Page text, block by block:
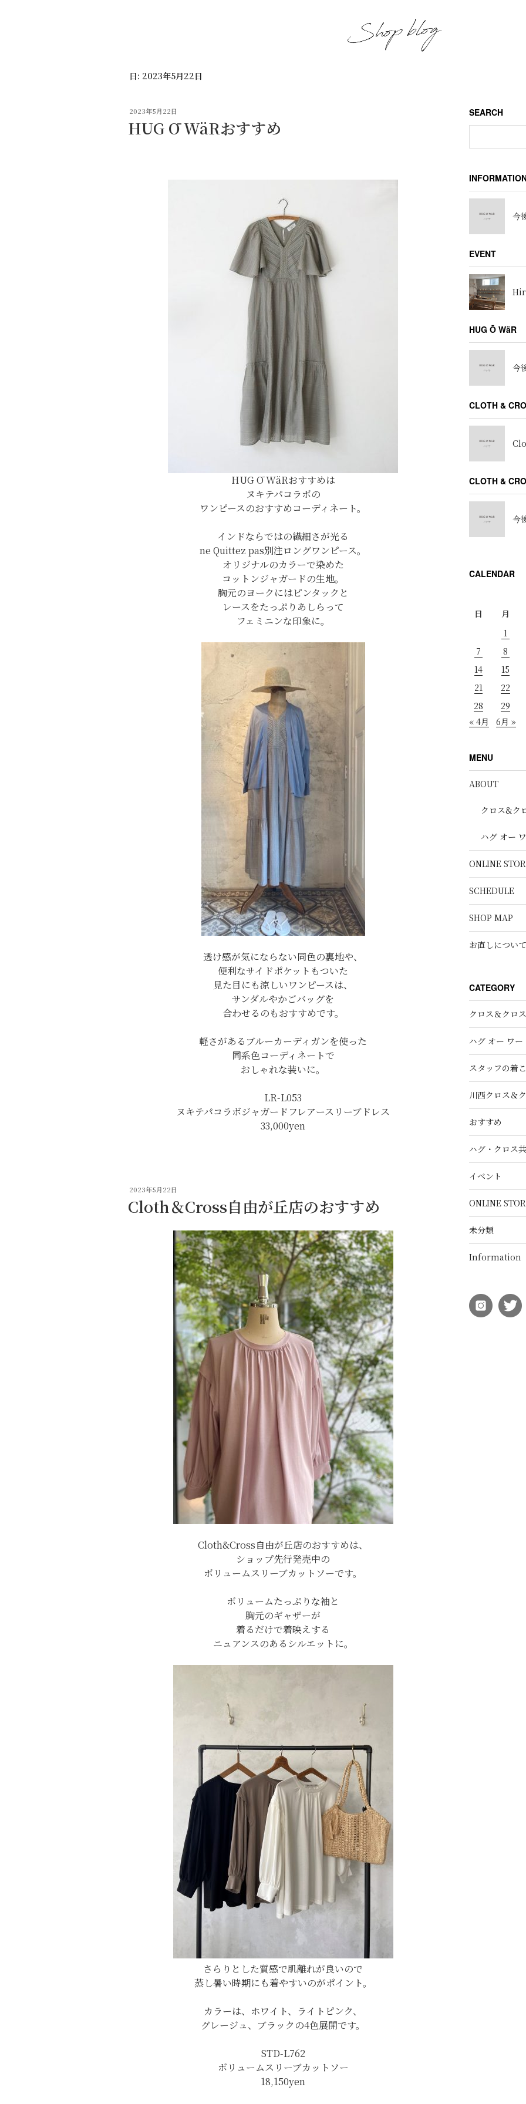
日: 2023年5月22日
投
日:
2023年5月22日
HUG Ō WäRおすすめ
HUG Ō WäRおすすめは
ヌキテパコラボの
ワンピースのおすすめコーディネート。
インドならではの繊細さが光る
ne Quittez pas別注ロングワンピース。
オリジナルのカラーで染めた
コットンジャガードの生地。
胸元のヨークにはピンタックと
レースをたっぷりあしらって
フェミニンな印象に。
透け感が気にならない同色の裏地や、
便利なサイドポケットもついた
見た目にも涼しいワンピースは、
サンダルやかごバッグを
合わせるのもおすすめです。
軽さがあるブルーカーディガンを使った
同系色コーディネートで
おしゃれな装いに。
LR-L053
ヌキテパコラボジャガードフレアースリーブドレス
33,000yen
投
日:
2023年5月22日
Cloth＆Cross自由が丘店のおすすめ
Cloth&Cross自由が丘店のおすすめは、
ショップ先行発売中の
ボリュームスリーブカットソーです。
ボリュームたっぷりな袖と
胸元のギャザーが
着るだけで着映えする
ニュアンスのあるシルエットに。
さらりとした質感で肌離れが良いので
蒸し暑い時期にも着やすいのがポイント。
カラーは、ホワイト、ライトピンク、
グレージュ、ブラックの4色展開です。
STD-L762
ボリュームスリーブカットソー
18,150yen
SEARCH
今
EVENT
HUG Ō WäR
今
CLOTH &
CLOTH &
今
CALENDAR
日
月
1
7
8
14
15
21
22
28
29
« 4月
6月 »
MENU
ABOUT
クロス&ク
ハグ オー
ONLINE
SCHEDULE
SHOP MAP
お直しについて
CATEGORY
クロス＆クロス
ハグ オー ワー
スタッフの着
川西クロス＆
おすすめ
ハグ・クロス
イベント
ONLINE
未分類
Information